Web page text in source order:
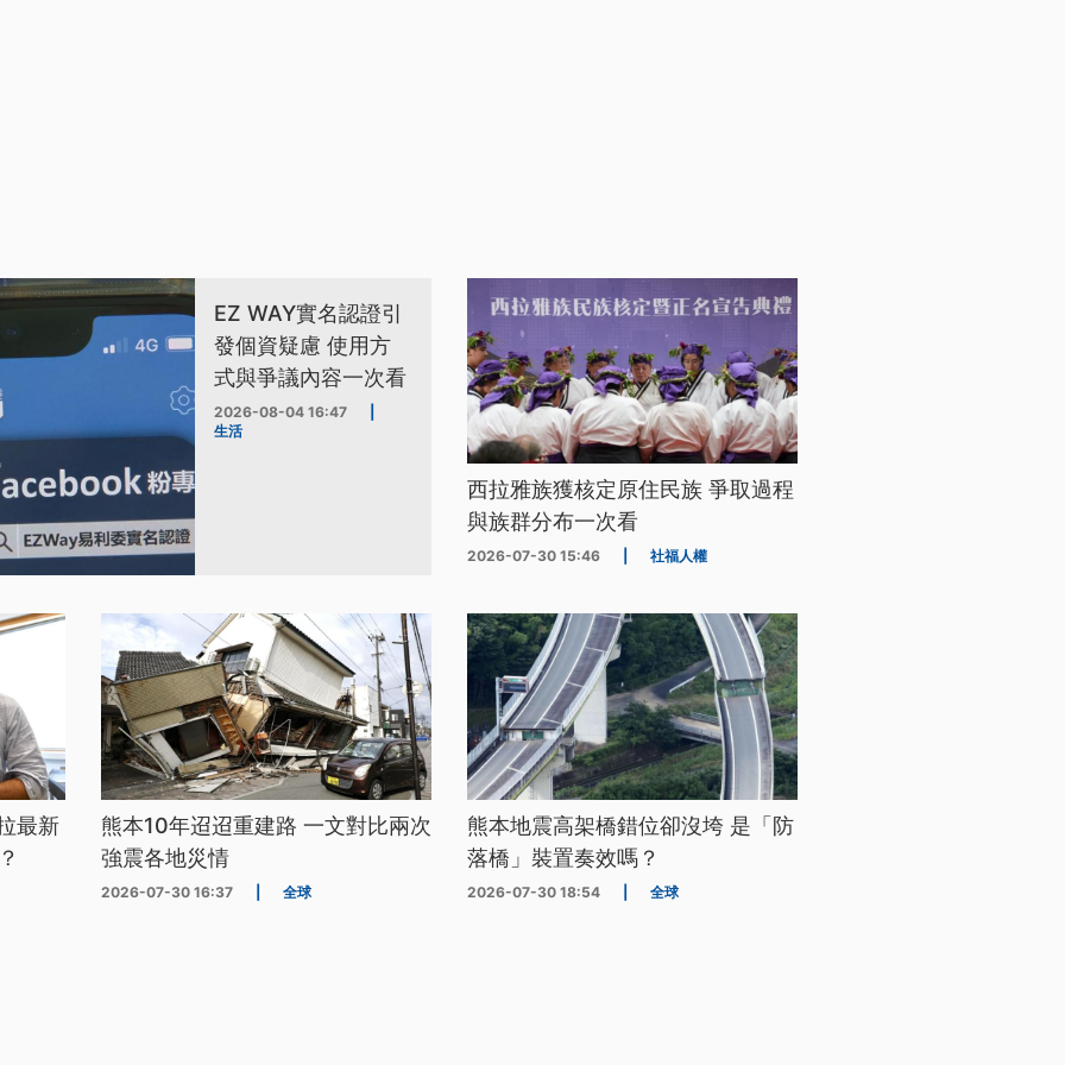
EZ WAY實名認證引
發個資疑慮 使用方
式與爭議內容一次看
2026-08-04 16:47
生活
西拉雅族獲核定原住民族 爭取過程
與族群分布一次看
2026-07-30 15:46 社福人權
最新
熊本10年迢迢重建路 一文對比兩次
強震各地災情
2026-07-30 16:37 全球
熊本地震高架橋錯位卻沒垮 是「防
落橋」裝置奏效嗎？
2026-07-30 18:54 全球